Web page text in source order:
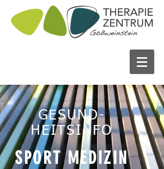
GESUND-
HEITSINFO
SPORT MEDIZIN